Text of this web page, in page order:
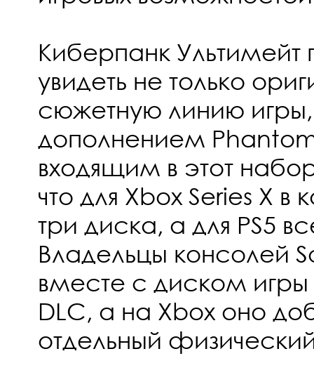
Киберпанк Ультимейт
увидеть не только
сюжетную линию
дополнением
входящим в этот
что для Xbox Series X в
три диска, а для PS5
Владельцы консолей
вместе с диском игры
DLC, а на Xbox оно
отдельный